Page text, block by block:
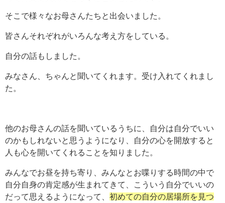
そこで様々なお母さんたちと出会いました。
皆さんそれぞれがいろんな考え方をしている。
自分の話もしました。
みなさん、ちゃんと聞いてくれます。受け入れてくれまし
た。
他のお母さんの話を聞いているうちに、自分は自分でいい
のかもしれないと思うようになり、自分の心を開放すると
人も心を開いてくれることを知りました。
みんなでお昼を持ち寄り、みんなとお喋りする時間の中で
自分自身の肯定感が生まれてきて、こういう自分でいいの
だって思えるようになって、 初めての自分の居場所を見つ